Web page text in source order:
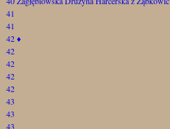
41
41
42♦
42
42
42
42
43
43
43